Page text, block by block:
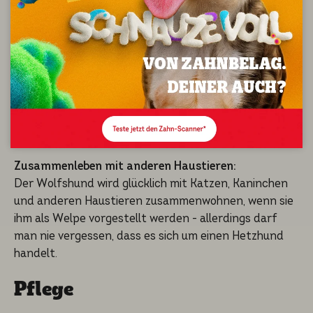
ba­ren Eigenschaf­ten. Dies ist ein hundert­pro­zen­ti­ger
Famili­en­hund mit einem sanften Wesen, der in
mensch­li­cher Beglei­tung richtig aufblüht. Egal, ob Sie
nach einem Wolfshund mit Schaupo­ten­zi­al suchen
oder einem Hund als Beglei­ter und Famili­en­hund, er
sollte körper­lich und vom Tempera­ment her gesund
sein und seine freund­li­che ausgewo­ge­ne Veranla­gung
zeigen, durch die er besticht.
Zusammenleben mit anderen Haustieren:
Der Wolfshund wird glücklich mit Katzen, Kaninchen
und anderen Haustie­ren zusammen­woh­nen, wenn sie
ihm als Welpe vorgestellt werden - allerdings darf
man nie verges­sen, dass es sich um einen Hetzhund
handelt.
Pflege